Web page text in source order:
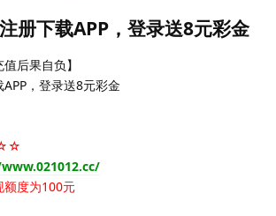
册下载APP，登录送8元彩金
后果自负】
，登录送8元彩金
额度为100元